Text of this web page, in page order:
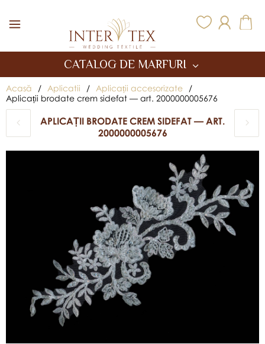
CATALOG DE MARFURI
Acasă / Aplicatii / Aplicații accesorizate
/
Aplicații brodate crem sidefat — art. 2000000005676
APLICAȚII BRODATE CREM SIDEFAT — ART.
2000000005676